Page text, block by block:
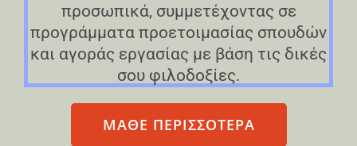
προσωπικά, συμμετέχοντας σε
προγράμματα προετοιμασίας σπουδών
και αγοράς εργασίας με βάση τις δικές
σου φιλοδοξίες.
ΜΑΘΕ ΠΕΡΙΣΣΟΤΕΡΑ